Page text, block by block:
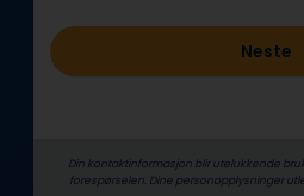
Neste
Din kontaktinformasjon blir utelukkende
forespørselen. Dine person­­opplysninger